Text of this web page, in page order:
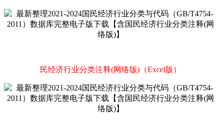
民经济行业分类注释(网络版)（Excel版）